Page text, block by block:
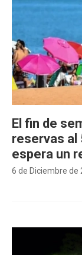
6 de Diciembre de
El fin de
reservas al
espera un